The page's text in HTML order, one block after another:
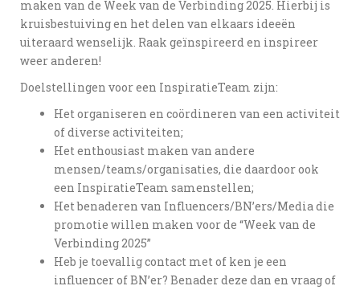
maken van de Week van de Verbinding 2025. Hierbij is
kruisbestuiving en het delen van elkaars ideeën
uiteraard wenselijk. Raak geïnspireerd en inspireer
weer anderen!
Doelstellingen voor een InspiratieTeam zijn:
Het organiseren en coördineren van een activiteit
of diverse activiteiten;
Het enthousiast maken van andere
mensen/teams/organisaties, die daardoor ook
een InspiratieTeam samenstellen;
Het benaderen van Influencers/BN’ers/Media die
promotie willen maken voor de “Week van de
Verbinding 2025”
Heb je toevallig contact met of ken je een
influencer of BN’er? Benader deze dan en vraag of